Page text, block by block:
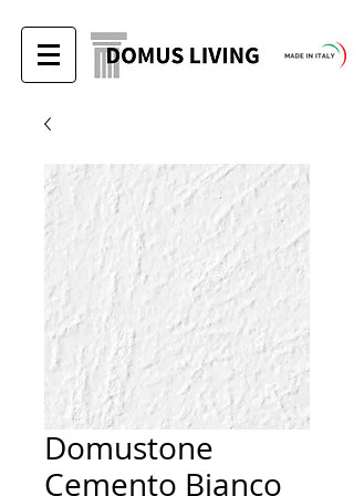
Domustone
Cemento Bianco